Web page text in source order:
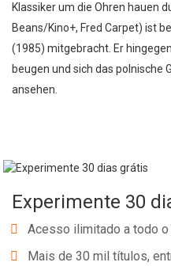
Klassiker um die Ohren hauen
Beans/Kino+, Fred Carpet) ist
(1985) mitgebracht. Er
beugen und sich das polnische
ansehen.
Experimente 30
Acesso ilimitado a todo
Mais de 30 mil títulos,